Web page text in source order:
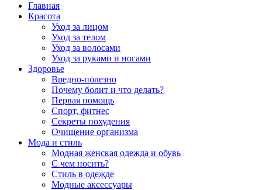
Главная
Красота
Уход за лицом
Уход за телом
Уход за волосами
Уход за руками и ногами
Здоровье
Вредно-полезно
Почему болит и что делать?
Первая помощь
Спорт, фитнес
Секреты похудения
Очищение организма
Мода и стиль
Модная женская одежда и обувь
С чем носить?
Стиль в одежде
Модные аксессуары